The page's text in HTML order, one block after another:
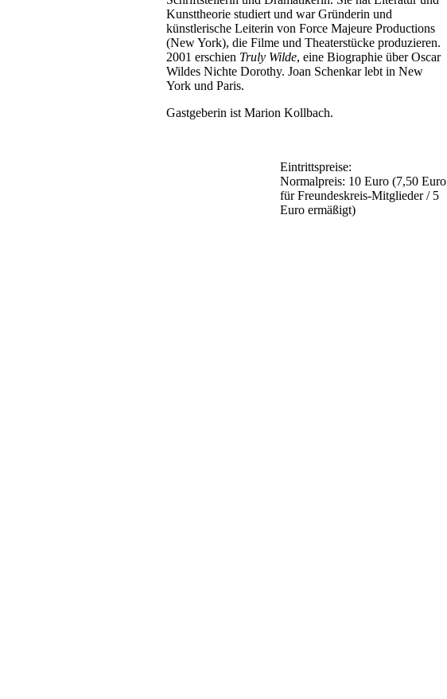
Kunsttheorie studiert und war Gründerin und
künstlerische Leiterin von Force Majeure Productions
(New York), die Filme und Theaterstücke produzieren.
2001 erschien Truly Wilde, eine Biographie über Oscar
Wildes Nichte Dorothy. Joan Schenkar lebt in New
York und Paris.
Gastgeberin ist Marion Kollbach.
Eintrittspreise:
Normalpreis: 10 Euro (7,50 Euro
für Freundeskreis-Mitglieder / 5
Euro ermäßigt)